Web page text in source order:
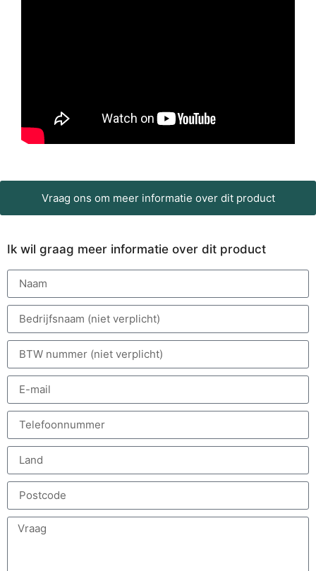
Vraag ons om meer informatie over dit product
Ik wil graag meer informatie over dit product